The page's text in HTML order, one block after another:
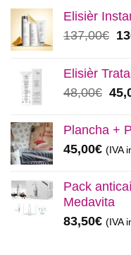
Elisièr
137,00€ El
Elisièr
48,00€ El
Plancha +
45,00€ (IVA
Pack
Medavita
83,50€ (IVA